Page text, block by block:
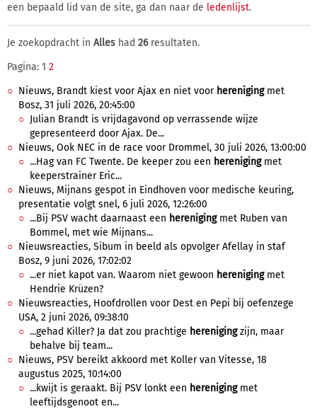
een bepaald lid van de site, ga dan naar de ledenlijst.
Je zoekopdracht in Alles had 26resultaten.
Pagina: 1 2
Nieuws, Brandt kiest voor Ajax en niet voor herenigingmet
Bosz, 31 juli 2026, 20:45:00
Julian Brandt is vrijdagavond op verrassende wijze
gepresenteerd door Ajax. De...
Nieuws, Ook NEC in de race voor Drommel, 30 juli 2026, 13:00:00
...Hag van FC Twente. De keeper zou een herenigingmet
keeperstrainer Eric...
Nieuws, Mijnans gespot in Eindhoven voor medische keuring,
presentatie volgt snel, 6 juli 2026, 12:26:00
...Bij PSV wacht daarnaast een herenigingmet Ruben van
Bommel, met wie Mijnans...
Nieuwsreacties, Sibum in beeld als opvolger Afellay in staf
Bosz, 9 juni 2026, 17:02:02
...er niet kapot van. Waarom niet gewoon herenigingmet
Hendrie Krüzen?
Nieuwsreacties, Hoofdrollen voor Dest en Pepi bij oefenzege
USA, 2 juni 2026, 09:38:10
...gehad Killer? Ja dat zou prachtige herenigingzijn, maar
behalve bij team...
Nieuws, PSV bereikt akkoord met Koller van Vitesse, 18
augustus 2025, 10:14:00
...kwijt is geraakt. Bij PSV lonkt een herenigingmet
leeftijdsgenoot en...